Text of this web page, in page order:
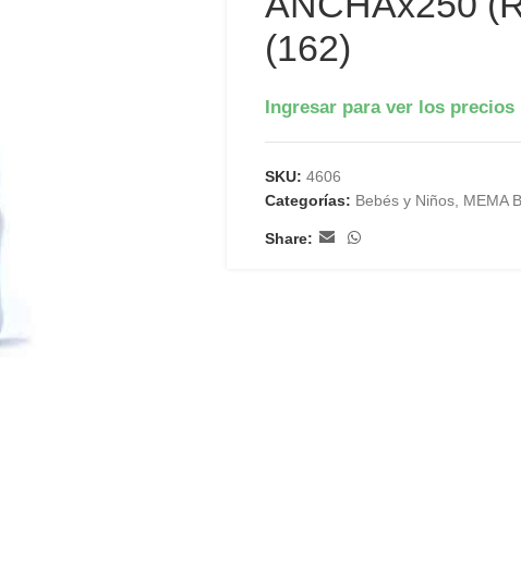
(162)
Ingresar para ver los precios
SKU: 4606
Categorías: Bebés y Niños, MEMA
Share: